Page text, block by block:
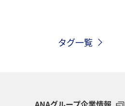
日常生活でマ
ダイヤモンドサ
タグ一覧